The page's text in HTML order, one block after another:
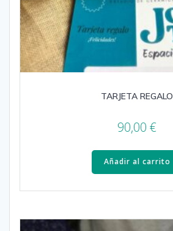
TARJETA REGALO
90,00 €
Añadir al carrito